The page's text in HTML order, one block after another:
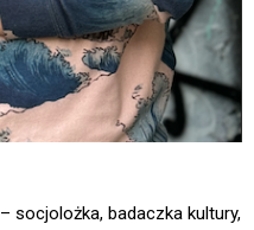
– socjolożka, badaczka kultury,